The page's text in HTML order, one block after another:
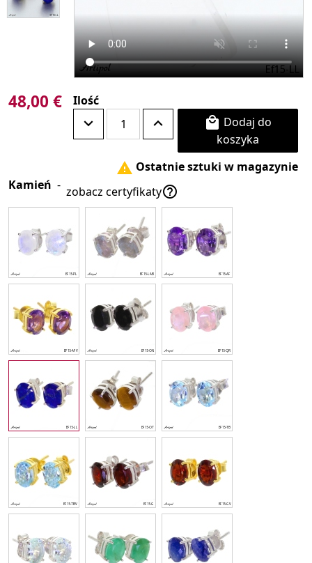
48,00 € Ilość

koszyka
 Ostatnie sztuki w magazynie
Kamień - zobacz certyfikaty